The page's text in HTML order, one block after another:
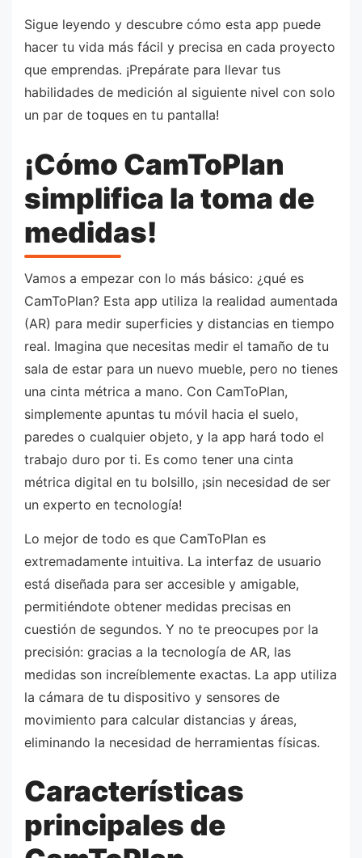
Sigue leyendo y descubre cómo esta app puede
hacer tu vida más fácil y precisa en cada proyecto
que emprendas. ¡Prepárate para llevar tus
habilidades de medición al siguiente nivel con solo
un par de toques en tu pantalla!
¡Cómo CamToPlan
simplifica la toma de
medidas!
Vamos a empezar con lo más básico: ¿qué es
CamToPlan? Esta app utiliza la realidad aumentada
(AR) para medir superficies y distancias en tiempo
real. Imagina que necesitas medir el tamaño de tu
sala de estar para un nuevo mueble, pero no tienes
una cinta métrica a mano. Con CamToPlan,
simplemente apuntas tu móvil hacia el suelo,
paredes o cualquier objeto, y la app hará todo el
trabajo duro por ti. Es como tener una cinta
métrica digital en tu bolsillo, ¡sin necesidad de ser
un experto en tecnología!
Lo mejor de todo es que CamToPlan es
extremadamente intuitiva. La interfaz de usuario
está diseñada para ser accesible y amigable,
permitiéndote obtener medidas precisas en
cuestión de segundos. Y no te preocupes por la
precisión: gracias a la tecnología de AR, las
medidas son increíblemente exactas. La app utiliza
la cámara de tu dispositivo y sensores de
movimiento para calcular distancias y áreas,
eliminando la necesidad de herramientas físicas.
Características
principales de